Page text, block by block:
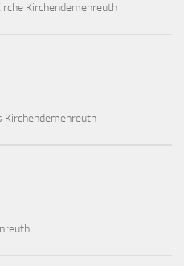
Kirchendemenreuth
Kirchendemenreuth